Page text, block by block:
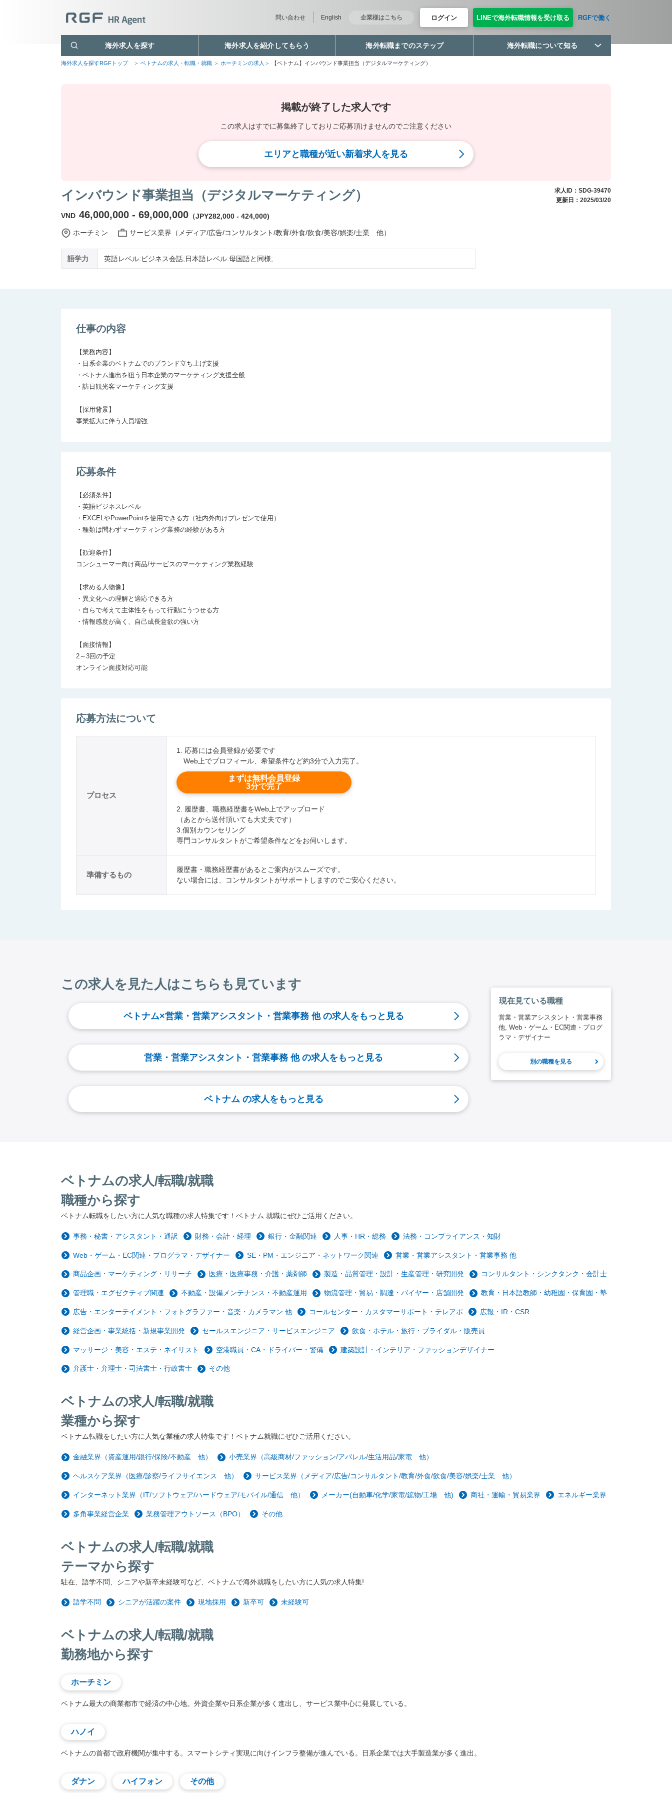
問い合わせ English 企業様はこちら ログイン LINEで海外転職情報を受け取る RGFで働く
海外求人を探す 海外求人を紹介してもらう 海外転職までのステップ 海外転職について知る
海外求人を探すRGFトップ ベトナムの求人・転職・就職 ホーチミンの求人 【ベトナム】インバウンド事業担当（デジタルマーケティング）
掲載が終了した求人です
この求人はすでに募集終了しており ご応募頂けませんのでご注意ください
エリアと職種が近い新着求人を見る
インバウンド事業担当（デジタルマーケティング）
VND 46,000,000 - 69,000,000 （JPY282,000 - 424,000)
ホーチミン サービス業界（メディア/広告/コンサルタント/教育/外食/飲食/美容/娯楽/士業 他）
語学力 英語レベル:ビジネス会話;日本語レベル:母国語と同様;
求人ID：SDG-39470
更新日：2025/03/20
仕事の内容
【業務内容】
・日系企業のベトナムでのブランド立ち上げ支援
・ベトナム進出を狙う日本企業のマーケティング支援全般
・訪日観光客マーケティング支援
【採用背景】
事業拡大に伴う人員増強
応募条件
【必須条件】
・英語ビジネスレベル
・EXCELやPowerPointを使用できる方（社内外向けプレゼンで使用）
・種類は問わずマーケティング業務の経験がある方
【歓迎条件】
コンシューマー向け商品/サービスのマーケティング業務経験
【求める人物像】
・異文化への理解と適応できる方
・自らで考えて主体性をもって行動にうつせる方
・情報感度が高く、自己成長意欲の強い方
【面接情報】
2～3回の予定
オンライン面接対応可能
応募方法について
プロセス
1. 応募には会員登録が必要です
Web上でプロフィール、希望条件など約3分で入力完了。
まずは無料会員登録
3分で完了
2. 履歴書、職務経歴書をWeb上でアップロード
（あとから送付頂いても大丈夫です）
3.個別カウンセリング
専門コンサルタントがご希望条件などをお伺いします。
準備するもの
履歴書・職務経歴書があるとご案内がスムーズです。
ない場合には、コンサルタントがサポートしますのでご安心ください。
この求人を見た人はこちらも見ています
ベトナム×営業・営業アシスタント・営業事務 他 の求人をもっと見る
営業・営業アシスタント・営業事務 他 の求人をもっと見る
ベトナム の求人をもっと見る
現在見ている職種
営業・営業アシスタント・営業事務
他, Web・ゲーム・EC関連・プログ
ラマ・デザイナー
別の職種を見る
ベトナムの求人/転職/就職
職種から探す
ベトナム転職をしたい方に人気な職種の求人特集です！ベトナム 就職にぜひご活用ください。
事務・秘書・アシスタント・通訳 財務・会計・経理 銀行・金融関連 人事・HR・総務 法務・コンプライアンス・知財
Web・ゲーム・EC関連・プログラマ・デザイナー SE・PM・エンジニア・ネットワーク関連 営業・営業アシスタント・営業事務 他
商品企画・マーケティング・リサーチ 医療・医療事務・介護・薬剤師 製造・品質管理・設計・生産管理・研究開発 コンサルタント・シンクタンク・会計士
管理職・エグゼクティブ関連 不動産・設備メンテナンス・不動産運用 物流管理・貿易・調達・バイヤー・店舗開発 教育・日本語教師・幼稚園・保育園・塾
広告・エンターテイメント・フォトグラファー・音楽・カメラマン 他 コールセンター・カスタマーサポート・テレアポ 広報・IR・CSR
経営企画・事業統括・新規事業開発 セールスエンジニア・サービスエンジニア 飲食・ホテル・旅行・ブライダル・販売員
マッサージ・美容・エステ・ネイリスト 空港職員・CA・ドライバー・警備 建築設計・インテリア・ファッションデザイナー
弁護士・弁理士・司法書士・行政書士 その他
ベトナムの求人/転職/就職
業種から探す
ベトナム転職をしたい方に人気な業種の求人特集です！ベトナム就職にぜひご活用ください。
金融業界（資産運用/銀行/保険/不動産 他） 小売業界（高級商材/ファッション/アパレル/生活用品/家電 他）
ヘルスケア業界（医療/診察/ライフサイエンス 他） サービス業界（メディア/広告/コンサルタント/教育/外食/飲食/美容/娯楽/士業 他）
インターネット業界（IT/ソフトウェア/ハードウェア/モバイル/通信 他） メーカー(自動車/化学/家電/鉱物/工場 他) 商社・運輸・貿易業界 エネルギー業界
多角事業経営企業 業務管理アウトソース（BPO） その他
ベトナムの求人/転職/就職
テーマから探す
駐在、語学不問、シニアや新卒未経験可など、ベトナムで海外就職をしたい方に人気の求人特集!
語学不問 シニアが活躍の案件 現地採用 新卒可 未経験可
ベトナムの求人/転職/就職
勤務地から探す
ホーチミン
ベトナム最大の商業都市で経済の中心地。外資企業や日系企業が多く進出し、サービス業中心に発展している。
ハノイ
ベトナムの首都で政府機関が集中する。スマートシティ実現に向けインフラ整備が進んでいる。日系企業では大手製造業が多く進出。
ダナン ハイフォン その他